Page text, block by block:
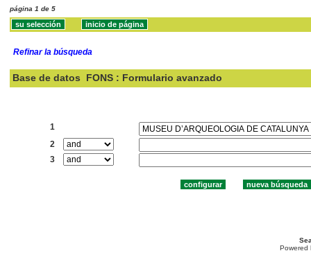
página 1 de 5
Refinar la búsqueda
Base de datos FONS : Formulario avanzado
1
2
3